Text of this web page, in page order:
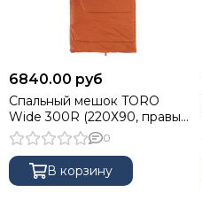
6840.00 руб
Спальный мешок TORO
Wide 300R (220Х90, правый,
стратекс, оранжевый) (T-HS-
SB-TW-300R) Helios
0
В корзину